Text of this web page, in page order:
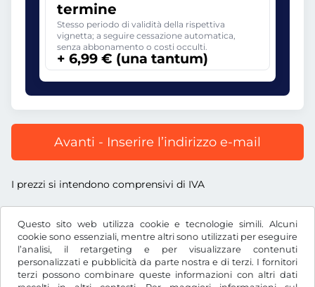
Questo sito web utilizza cookie e tecnologie simili. Alcuni
cookie sono essenziali, mentre altri sono utilizzati per eseguire
l’analisi, il retargeting e per visualizzare contenuti
personalizzati e pubblicità da parte nostra e di terzi. I fornitori
terzi possono combinare queste informazioni con altri dati
termine
Stesso periodo di validità della rispettiva
vignetta; a seguire cessazione automatica,
senza abbonamento o costi occulti.
+ 6,99 € (una tantum)
Avanti - Inserire l’indirizzo e-mail
I prezzi si intendono comprensivi di IVA
€EUR